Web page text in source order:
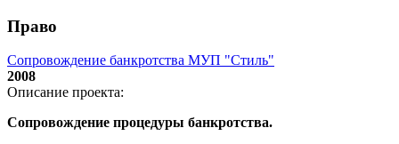
Право
Сопровождение банкротства МУП "Стиль"
2008
Описание проекта:
Сопровождение процедуры банкротства.